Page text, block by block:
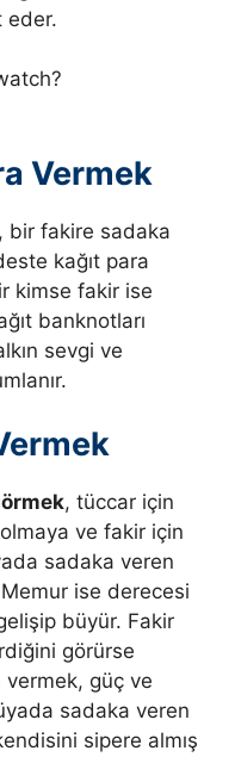
eder.
Vermek
, bir fakire sadaka
kağıt para
kimse fakir ise
banknotları
sevgi ve
, tüccar için
ve fakir için
sadaka veren
ise derecesi
büyür. Fakir
görürse
vermek, güç ve
sadaka veren
sipere almış